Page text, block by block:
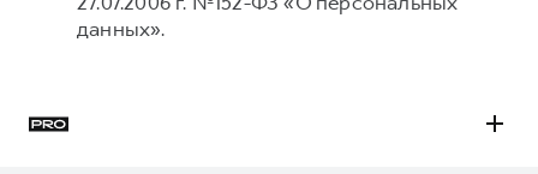
данных».